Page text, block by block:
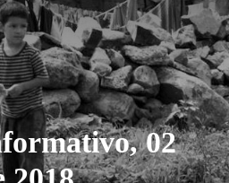
02